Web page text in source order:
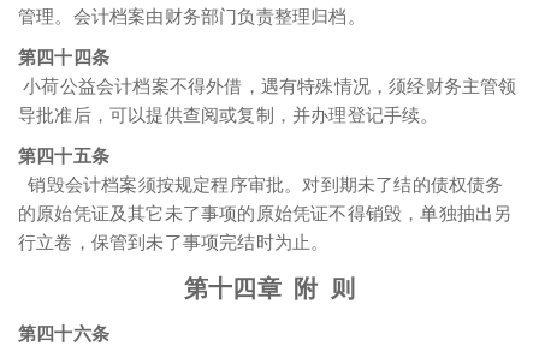
管理。会计档案由财务部门负责整理归档。
第四十四条
小荷公益会计档案不得外借，遇有特殊情况，须经财务主管领
导批准后，可以提供查阅或复制，并办理登记手续。
第四十五条
销毁会计档案须按规定程序审批。对到期未了结的债权债务
的原始凭证及其它未了事项的原始凭证不得销毁，单独抽出另
行立卷，保管到未了事项完结时为止。
第十四章 附 则
第四十六条